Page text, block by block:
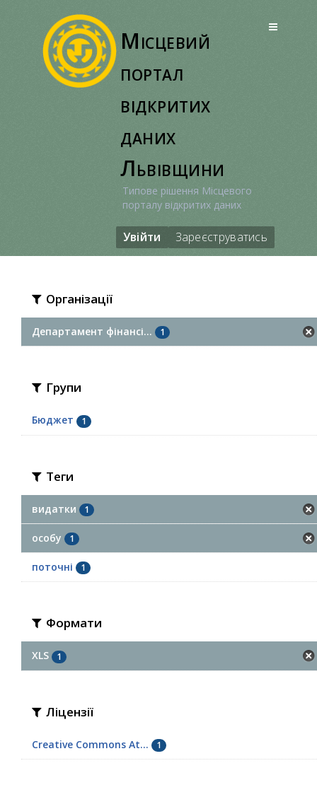
Місцевий
портал
відкритих
даних
Львівщини
Типове рішення Місцевого
порталу відкритих даних
Увійти Зареєструватись
Організації
Департамент фінансі... 1
Групи
Бюджет 1
Теги
видатки 1
особу 1
поточні 1
Формати
XLS 1
Ліцензії
Creative Commons At... 1